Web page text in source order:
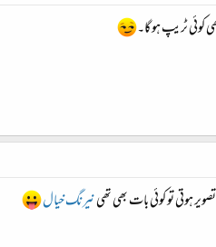
کوئی ٹریپ ہو گا۔
ہوتی تو کوئی بات بھی تھینیرنگ خیال